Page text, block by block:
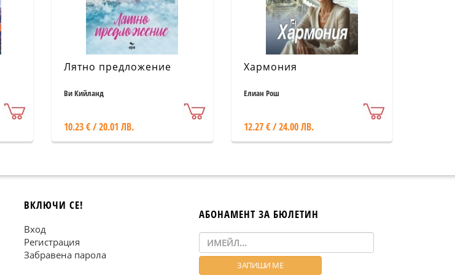
Лятно предложение
Ви Кийланд
10.23 € / 20.01 ЛВ.
Хармония
Елиан Рош
12.27 € / 24.00 ЛВ.
ВКЛЮЧИ СЕ!
Вход
Регистрация
Забравена парола
АБОНАМЕНТ ЗА БЮЛЕТИН